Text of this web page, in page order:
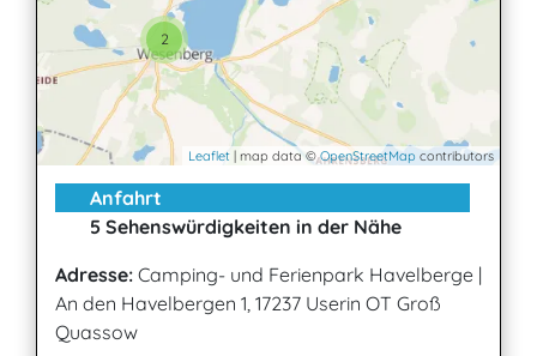
2
Leaflet | map data ©OpenStreetMap contributors
Anfahrt
5 Sehenswürdigkeiten in der Nähe
Adresse: Camping- und Ferienpark Havelberge |
An den Havelbergen 1, 17237 Userin OT Groß
Quassow